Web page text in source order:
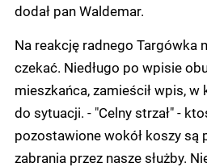
dodał pan Waldemar.
Na reakcję radnego Targówka
czekać. Niedługo po wpisie
mieszkańca, zamieścił wpis, w
do sytuacji. - "Celny strzał" -
pozostawione wokół koszy są
zabrania przez nasze służby.